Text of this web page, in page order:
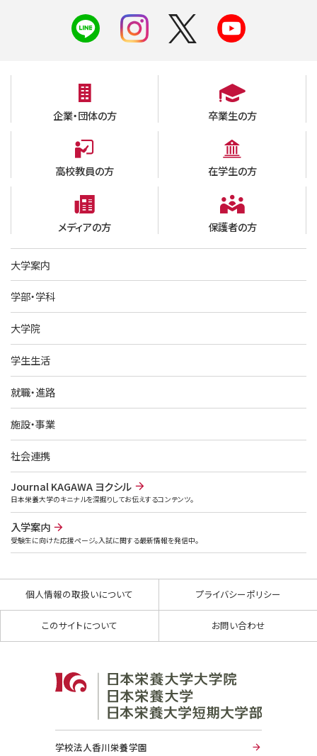
企業・団体の方 卒業生の方
高校教員の方 在学生の方
メディアの方 保護者の方
学校法人香川栄養学園
大学案内
学部・学科
大学院
学生生活
就職・進路
施設・事業
社会連携
Journal KAGAWA ヨクシル
日本栄養大学のキニナルを深掘りしてお伝えするコンテンツ。
入学案内
受験生に向けた応援ページ。入試に関する最新情報を発信中。
個人情報の取扱いについて プライバシーポリシー
このサイトについて お問い合わせ